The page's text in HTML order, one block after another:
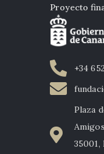
Proyecto
+34
Plaza
35001,